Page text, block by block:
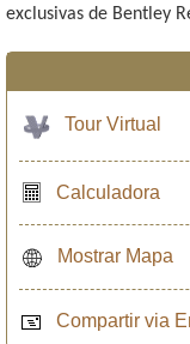
exclusivas de Bentley
Tour Virtual
Calculadora
Mostrar Mapa
Compartir via